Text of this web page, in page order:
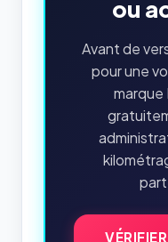
ou
Avant de
pour une
marque